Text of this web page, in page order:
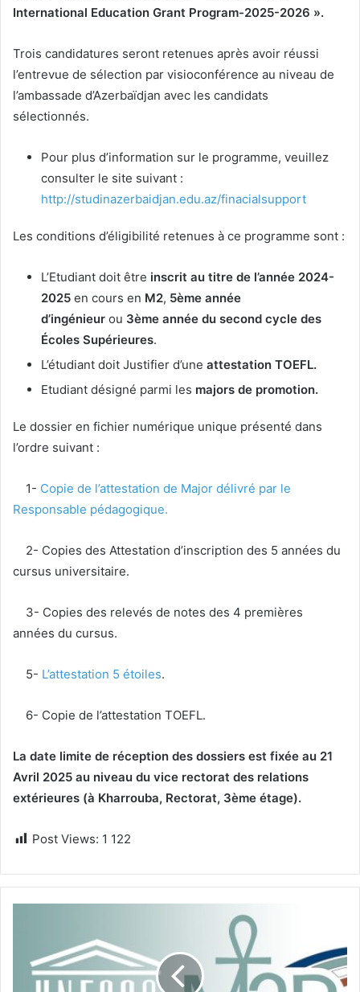
International Education Grant Program-2025-2026 ».
Trois candidatures seront retenues après avoir réussi
l’entrevue de sélection par visioconférence au niveau de
l’ambassade d’Azerbaïdjan avec les candidats
sélectionnés.
Pour plus d’information sur le programme, veuillez
consulter le site suivant :
http://studinazerbaidjan.edu.az/finacialsupport
Les conditions d’éligibilité retenues à ce programme sont :
L’Etudiant doit être inscrit au titre de l’année 2024-
2025 en cours en M2, 5ème année
d’ingénieur ou 3ème année du second cycle des
Écoles Supérieures.
L’étudiant doit Justifier d’une attestation TOEFL.
Etudiant désigné parmi les majors de promotion.
Le dossier en fichier numérique unique présenté dans
l’ordre suivant :
1- Copie de l’attestation de Major délivré par le
Responsable pédagogique.
2- Copies des Attestation d’inscription des 5 années du
cursus universitaire.
3- Copies des relevés de notes des 4 premières
années du cursus.
5- L’attestation 5 étoiles.
6- Copie de l’attestation TOEFL.
La date limite de réception des dossiers est fixée au 21
Avril 2025 au niveau du vice rectorat des relations
extérieures (à Kharrouba, Rectorat, 3ème étage).
Post Views: 1 122